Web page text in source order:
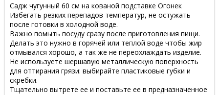
Садж чугунный 60 см на кованой подставке Огонек
Избегать резких перепадов температур, не остужать
после готовки в холодной воде.
Важно помыть посуду сразу после приготовления пищи.
Делать это нужно в горячей или теплой воде чтобы жир
отмывался хорошо, а так же не переохлаждать изделие.
Не используете шершавую металлическую поверхность
для оттирания грязи: выбирайте пластиковые губки и
скребки.
Тщательно вытрете ее и поставьте ее в предназначенное